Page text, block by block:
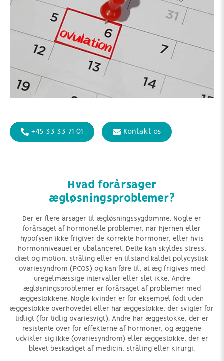
+45 33 33 71 01 Kontakt os
Hvad forårsager
ægløsningsproblemer?
Der er flere årsager til ægløsningssygdomme. Nogle er
forårsaget af hormonelle problemer, når hjernen eller
hypofysen ikke frigiver de korrekte hormoner, eller hvis
hormonniveauet er ubalanceret. Dette kan skyldes stress,
diæt og motion, stråling eller en tilstand kaldet polycystisk
ovariesyndrom (PCOS) og kan føre til, at æg frigives med
uregelmæssige intervaller eller slet ikke. Andre
ægløsningsproblemer er forårsaget af problemer med
æggestokkene. Nogle kvinder er for eksempel født uden
æggestokke overhovedet eller har æggestokke, der svigter for
tidligt (for tidlig ovariesvigt). Andre har æggestokke, der er
resistente over for effekterne af hormoner, og æggene
udvikler sig ikke (ovariesyndrom) eller æggestokke, der er
blevet beskadiget af medicin, stråling eller kirurgi.